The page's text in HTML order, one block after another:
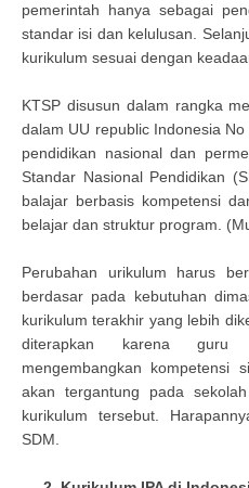
pemerintah hanya sebagai
standar isi dan kelulusan.
kurikulum sesuai dengan
KTSP disusun dalam rangka
dalam UU republic Indonesia
pendidikan nasional dan
Standar Nasional Pendidikan
balajar berbasis kompetensi
belajar dan struktur program.
Perubahan urikulum harus
berdasar pada kebutuhan
kurikulum terakhir yang lebih
diterapkan karena guru
mengembangkan kompetensi
akan tergantung pada
kurikulum tersebut.
SDM.